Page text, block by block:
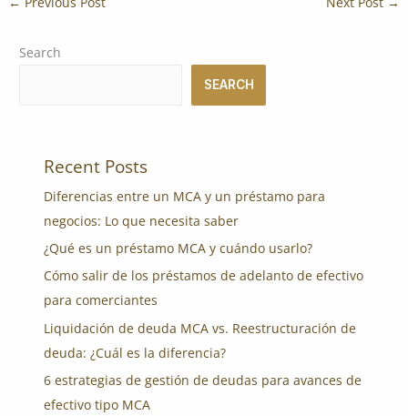
Search
SEARCH
Recent Posts
Diferencias entre un MCA y un préstamo para
negocios: Lo que necesita saber
¿Qué es un préstamo MCA y cuándo usarlo?
Cómo salir de los préstamos de adelanto de efectivo
para comerciantes
Liquidación de deuda MCA vs. Reestructuración de
deuda: ¿Cuál es la diferencia?
6 estrategias de gestión de deudas para avances de
efectivo tipo MCA